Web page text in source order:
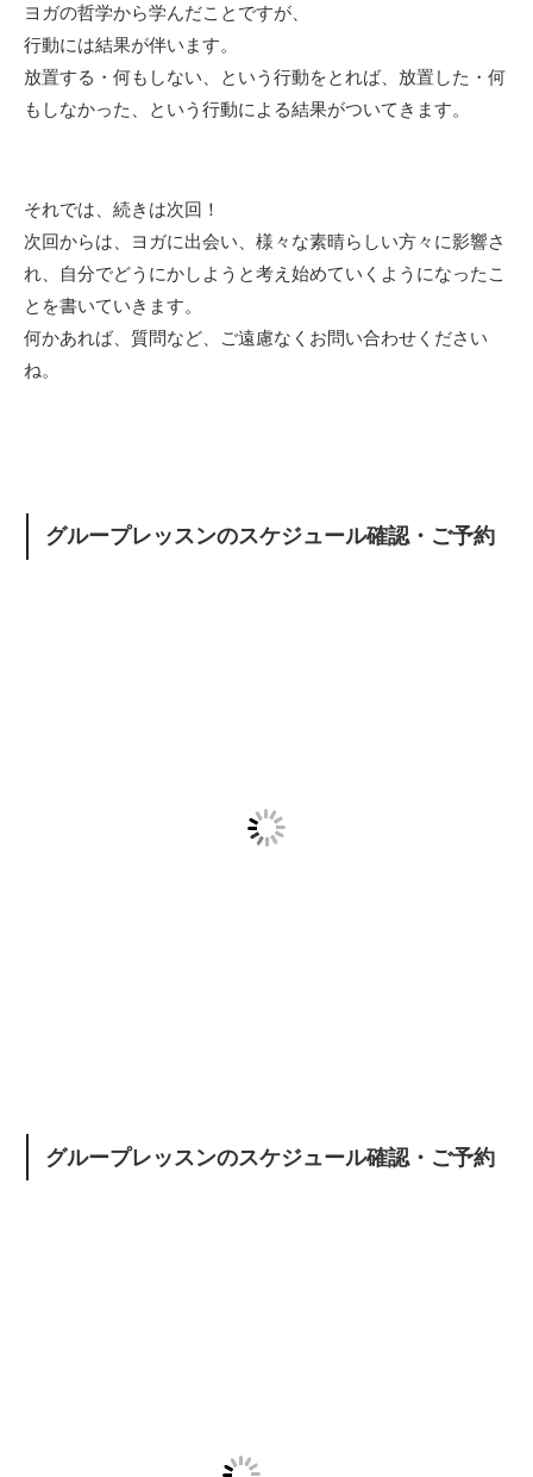
ヨガの哲学から学んだことですが、
行動には結果が伴います。
放置する・何もしない、という行動をとれば、放置した・何
もしなかった、という行動による結果がついてきます。
それでは、続きは次回！
次回からは、ヨガに出会い、様々な素晴らしい方々に影響さ
れ、自分でどうにかしようと考え始めていくようになったこ
とを書いていきます。
何かあれば、質問など、ご遠慮なくお問い合わせください
ね。
グループレッスンのスケジュール確認・ご予約
グループレッスンのスケジュール確認・ご予約